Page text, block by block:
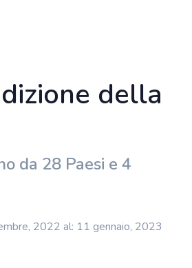
della
da 28 Paesi e 4
2022 al: 11 gennaio, 2023